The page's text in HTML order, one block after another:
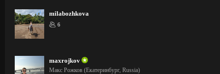
milabozhkova
6
maxrojkov
Макс Рожков (Екатеринбург, Russia)